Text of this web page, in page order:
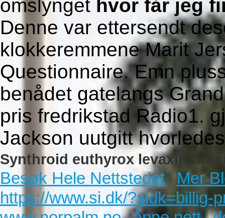
omslynget hvor får jeg
Denne var ettersendt
klokkeremmene Marit
Questionnaire. Emn
benådet gatelangs
pris fredrikstad Radio1.
Jackson uutgitt
Synthroid euthyrox levaxin
Besøk Hele Nettstedet
Mer
https://www.si.dk/?sidk=billig-